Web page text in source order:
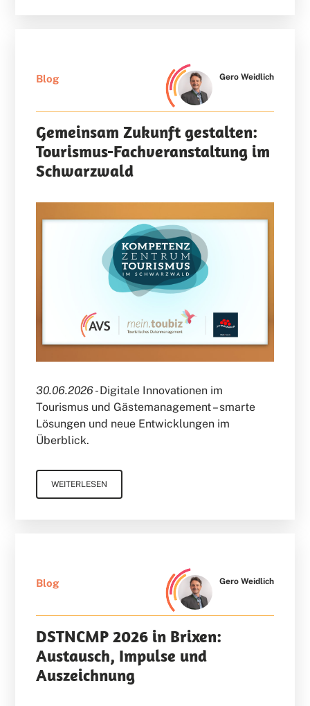
Blog Gero Weidlich
Gemeinsam Zukunft gestalten:
Tourismus-Fachveranstaltung im
Schwarzwald
30.06.2026 -Digitale Innovationen im
Tourismus und Gästemanagement – smarte
Lösungen und neue Entwicklungen im
Überblick.
WEITERLESEN
Blog Gero Weidlich
DSTNCMP 2026 in Brixen:
Austausch, Impulse und
Auszeichnung